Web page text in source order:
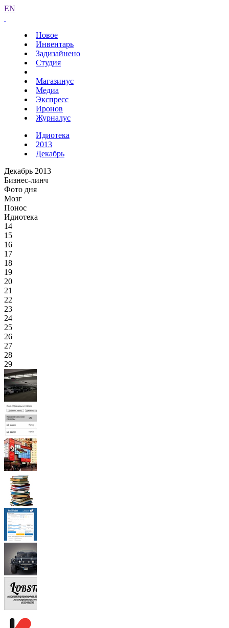
EN
Новое
Инвентарь
Задизайнено
Студия
Магазинус
Медиа
Экспресс
Иронов
Журналус
Идиотека
2013
Декабрь
Декабрь 2013
Бизнес-линч
Фото дня
Мозг
Понос
Идиотека
14
15
16
17
18
19
20
21
22
23
24
25
26
27
28
29